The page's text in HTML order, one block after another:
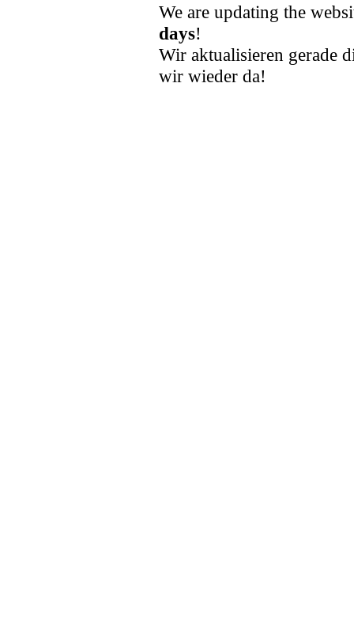
We are updating the
days!
Wir aktualisieren gerade
wir wieder da!